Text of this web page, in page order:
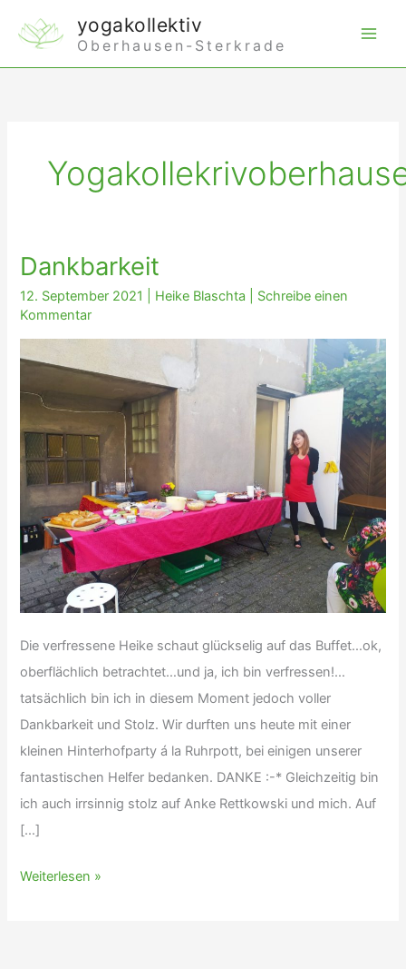
Inhalt
springen
yogakollektiv
Oberhausen-Sterkrade
Dankbarkeit
12. September 2021 Heike Blaschta
Schreibe einen
Kommentar
Die verfressene Heike schaut glückselig auf das Buffet…ok,
oberflächlich betrachtet…und ja, ich bin verfressen!…
tatsächlich bin ich in diesem Moment jedoch voller
Dankbarkeit und Stolz. Wir durften uns heute mit einer
kleinen Hinterhofparty á la Ruhrpott, bei einigen unserer
fantastischen Helfer bedanken. DANKE :-* Gleichzeitig bin
ich auch irrsinnig stolz auf Anke Rettkowski und mich. Auf
[…]
Dankbarkeit
Weiterlesen »